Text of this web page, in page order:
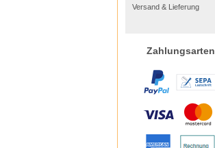
Versand & Lieferung
Zahlungsarten